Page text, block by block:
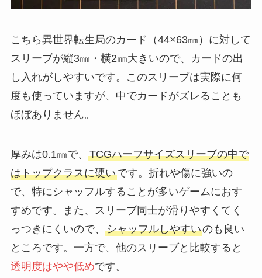
こちら異世界転生局のカード（44×63㎜）に対して
スリーブが縦3㎜・横2㎜大きいので、カードの出
し入れがしやすいです。このスリーブは実際に何
度も使っていますが、中でカードがズレることも
ほぼありません。
厚みは0.1㎜で、 TCGハーフサイズスリーブの中で
はトップクラスに硬いです。折れや傷に強いの
で、特にシャッフルすることが多いゲームにおす
すめです。また、スリーブ同士が滑りやすくてく
っつきにくいので、 シャッフルしやすいのも良い
ところです。一方で、他のスリーブと比較すると
透明度はやや低めです。